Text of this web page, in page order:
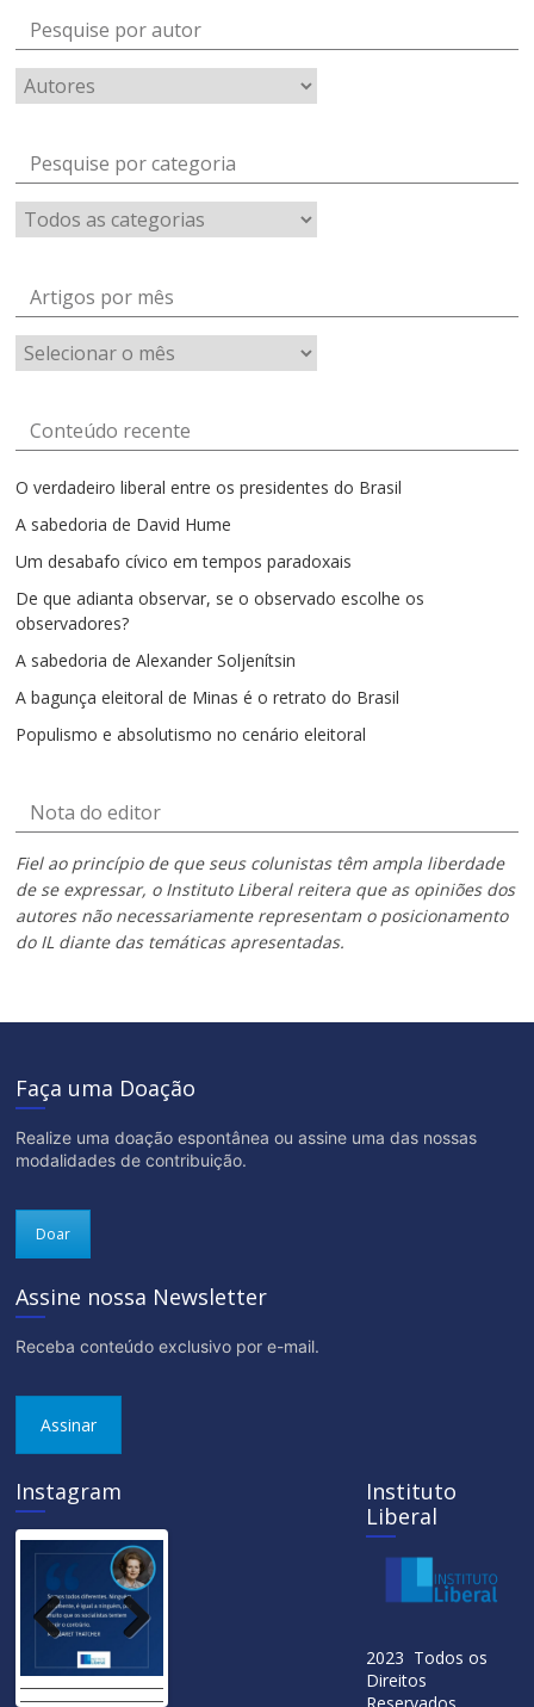
Pesquise por autor
Pesquise por categoria
Artigos por mês
Artigos
por
Conteúdo recente
O verdadeiro liberal entre os presidentes do Brasil
A sabedoria de David Hume
Um desabafo cívico em tempos paradoxais
De que adianta observar, se o observado escolhe os
observadores?
A sabedoria de Alexander Soljenítsin
A bagunça eleitoral de Minas é o retrato do Brasil
Populismo e absolutismo no cenário eleitoral
Nota do editor
Fiel ao princípio de que seus colunistas têm ampla liberdade
de se expressar, o Instituto Liberal reitera que as opiniões dos
autores não necessariamente representam o posicionamento
do IL diante das temáticas apresentadas.
Faça uma Doação
Realize uma doação espontânea ou assine uma das nossas
modalidades de contribuição.
Doar
Assine nossa Newsletter
Receba conteúdo exclusivo por e-mail.
Assinar
Instagram
ous
Instituto
Liberal
2023 Todos os
Direitos